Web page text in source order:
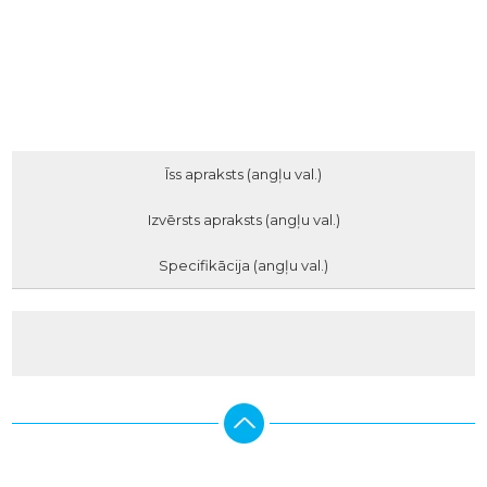
Īss apraksts (angļu val.)
Izvērsts apraksts (angļu val.)
Specifikācija (angļu val.)